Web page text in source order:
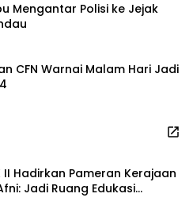
Mengantar Polisi ke Jejak
CFN Warnai Malam Hari Jadi
II Hadirkan Pameran Kerajaan
Jadi Ruang Edukasi